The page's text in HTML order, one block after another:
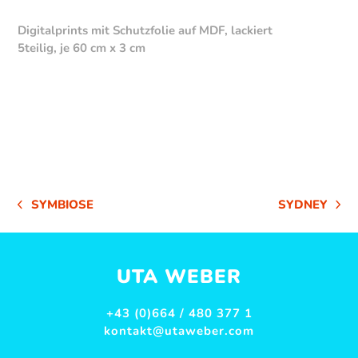
Digitalprints mit Schutzfolie auf MDF, lackiert
5teilig, je 60 cm x 3 cm
VORHERIGER
BEITRAG:
SYMBIOSE
NÄCHSTER
BEITRAG:
SYDNEY
UTA WEBER
+43 (0)664 / 480 377 1
kontakt@utaweber.com